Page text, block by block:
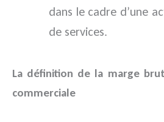
dans le cadre d’une
de services.
La définition de la marge
commerciale